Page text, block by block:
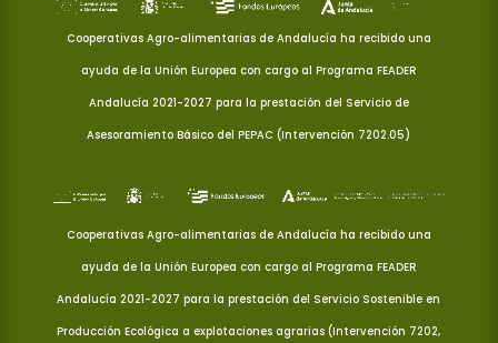
Cooperativas Agro-alimentarias de Andalucía ha recibido una
ayuda de la Unión Europea con cargo al Programa FEADER
Andalucía 2021-2027 para la prestación del Servicio de
Asesoramiento Básico del PEPAC (Intervención 7202.05)
Cooperativas Agro-alimentarias de Andalucía ha recibido una
ayuda de la Unión Europea con cargo al Programa FEADER
Andalucía 2021-2027 para la prestación del Servicio Sostenible en
Producción Ecológica a explotaciones agrarias (Intervención 7202,